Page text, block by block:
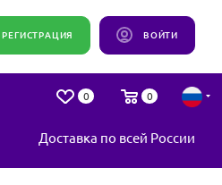
ВОЙТИ
РЕГИСТРАЦИЯ
0 0
Доставка по всей России